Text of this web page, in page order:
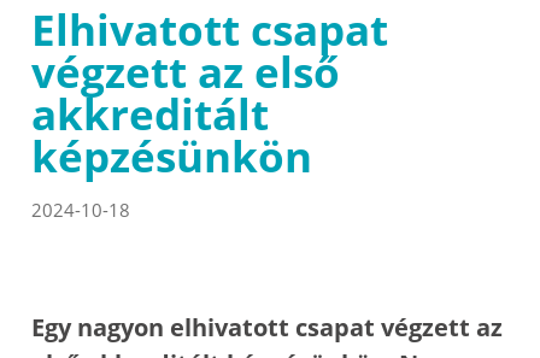
Elhivatott csapat
végzett az első
akkreditált
képzésünkön
2024-10-18
Egy nagyon elhivatott csapat végzett az